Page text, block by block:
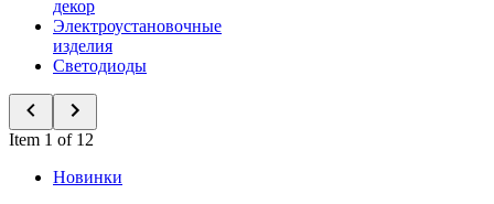
декор
Электроустановочные
изделия
Светодиоды
Item 1 of 12
Новинки